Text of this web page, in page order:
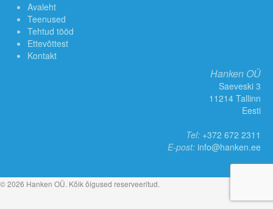
Avaleht
Teenused
Tehtud tööd
Ettevõttest
Kontakt
Hanken OÜ
Saeveski 3
11214 Tallinn
Eesti
Tel: +372 672 2311
E-post: info@hanken.ee
© 2026 Hanken OÜ. Kõik õigused reserveeritud.